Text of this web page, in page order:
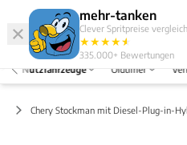
mehr-tanken
Clever Spritpreise
★★★★★
★
335.000+ Bewertungen
Nutzfahrzeuge Oldtimer
Chery Stockman mit Diesel-Plug-in-